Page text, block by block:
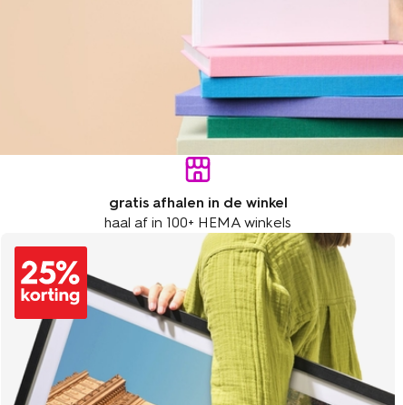
gratis afhalen in de winkel
haal af in 100+ HEMA winkels